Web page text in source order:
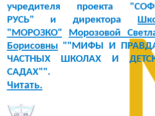
учредителя проекта
РУСЬ" и директора
"МОРОЗКО"
Морозовой
Борисовны ""МИФЫ И
ЧАСТНЫХ ШКОЛАХ И
САДАХ"".
Читать.